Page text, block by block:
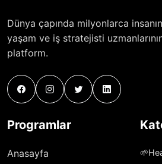
Dünya çapında milyonlarca
yaşam ve iş stratejisti
platform.
Programlar
Anasayfa
🌱